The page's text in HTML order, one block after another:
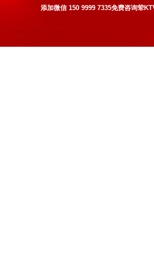
添加微信150 9999 7335免费咨询荤